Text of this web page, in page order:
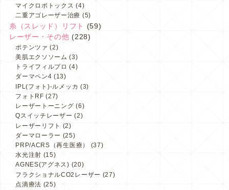
マイクロボトックス (4)
二重アゴレーザー治療 (5)
糸（スレッド）リフト
(59)
レーザー・その他 (228)
ポテンツァ (2)
美肌エクソソーム (3)
トライフィルプロ (4)
ダーマペン4 (13)
IPL(フォト)-ルメッカ (3)
フォトRF (27)
レーザートーニング (6)
Qスイッチレーザー (2)
レーザーリフト (2)
ダーマローラー (25)
PRP/ACRS（再生医療）
(37)
水光注射 (15)
AGNES(アグネス) (20)
フラクショナルCO2レーザー (27)
点滴療法 (25)